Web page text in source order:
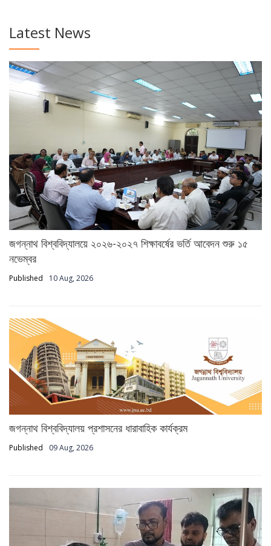
Latest News
জগন্নাথ বিশ্ববিদ্যালয়ে ২০২৬-২০২৭ শিক্ষাবর্ষের ভর্তি আবেদন শুরু ১৫
নভেম্বর
Published 10 Aug, 2026
জগন্নাথ বিশ্ববিদ্যালয় প্রশাসনের ধারাবাহিক কার্যক্রম
Published 09 Aug, 2026